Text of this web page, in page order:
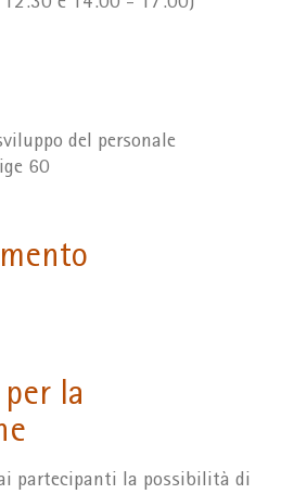
e 14:00 - 17:00)
del personale
60
la
partecipanti la possibilità di